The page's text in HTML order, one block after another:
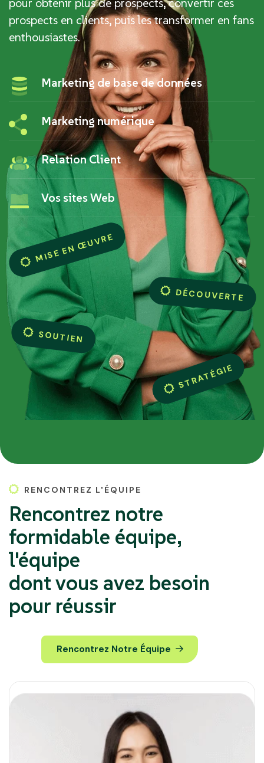
prospects en clients, puis les transformer en fans
enthousiastes.
Marketing de base de données
Marketing numérique
Relation Client
Vos sites Web
MISE EN ŒUVRE
DÉCOUVERTE
SOUTIEN
STRATÉGIE
RENCONTREZ L'ÉQUIPE
Rencontrez notre
formidable équipe,
l'équipe
dont vous avez besoin
pour réussir
Rencontrez Notre Équipe